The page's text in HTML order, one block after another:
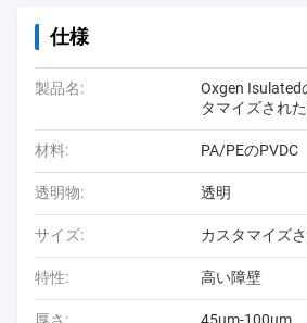
仕様
製品名:
Oxgen Isulated
タマイズされ
材料: PA/PEのPVDC
透明物: 透明
サイズ: カスタマイズ
特性: 高い障壁